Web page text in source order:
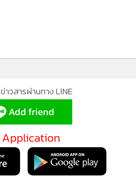
หวงแหนรักษาป่า ทำให้ผืนป่า
นผืนป่าอุดมสมบูรณ์ สร้างความชุ่มชื้น
อยู่กับป่าได้อย่างเกื้อกูล และมีรายได้
ว ส่งเสริมให้เกษตรกรปลูกไม้มีค่า เพื่อ
วสารผ่านทาง LINE
Application